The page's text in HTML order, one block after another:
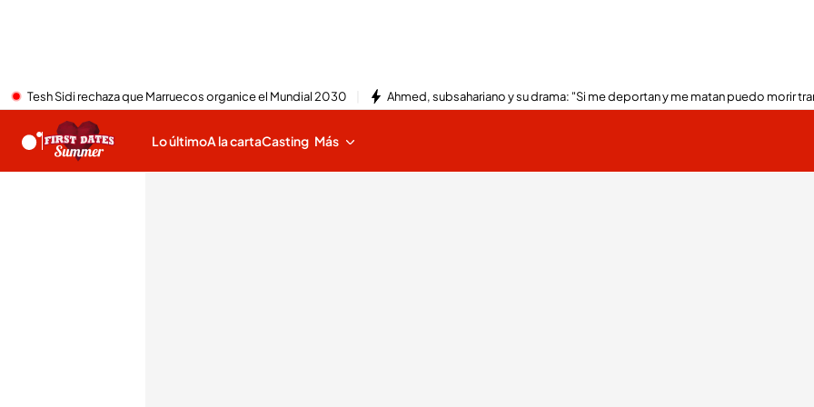
Tesh Sidi rechaza que Marruecos organice el Mundial 2030 Ahmed, subsahariano y su drama: "Si me deportan y me matan puedo morir
Lo últimoA la cartaCasting Más